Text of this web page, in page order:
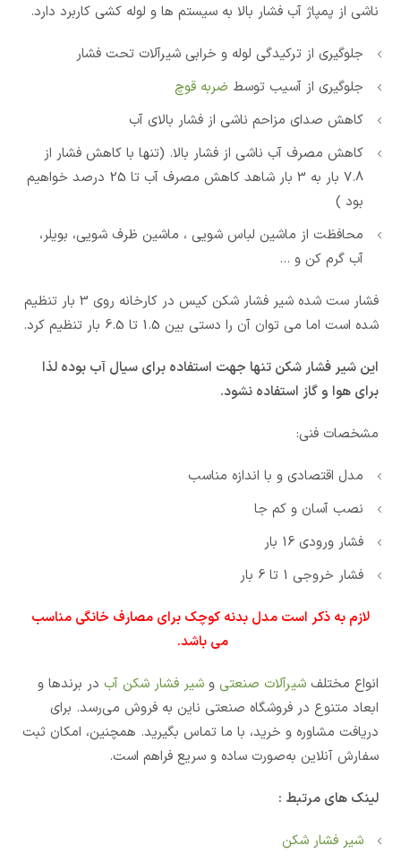
ناشی از پمپاژ آب فشار بالا به سیستم ها و لوله کشی کاربرد دارد.
جلوگیری از ترکیدگی لوله و خرابی شیرآلات تحت فشار
جلوگیری از آسیب توسط ضربه قوچ
کاهش صدای مزاحم ناشی از فشار بالای آب
کاهش مصرف آب ناشی از فشار بالا. (تنها با کاهش فشار از
7.8 بار به 3 بار شاهد کاهش مصرف آب تا 25 درصد خواهیم
بود )
محافظت از ماشین لباس شویی ، ماشین ظرف شویی، بویلر،
آب گرم کن و …
فشار ست شده شیر فشار شکن کیس در کارخانه روی 3 بار تنظیم
شده است اما می توان آن را دستی بین 1.5 تا 6.5 بار تنظیم کرد.
این شیر فشار شکن تنها جهت استفاده برای سیال آب بوده لذا
برای هوا و گاز استفاده نشود.
مشخصات فنی:
مدل اقتصادی و با اندازه مناسب
نصب آسان و کم جا
فشار ورودی 16 بار
فشار خروجی 1 تا 6 بار
لازم به ذکر است مدل بدنه کوچک برای مصارف خانگی مناسب
می باشد.
انواع مختلف شیرآلات صنعتی و شیر فشار شکن آب در برندها و
ابعاد متنوع در فروشگاه صنعتی ناین به فروش می‌رسد. برای
دریافت مشاوره و خرید، با ما تماس بگیرید. همچنین، امکان ثبت
سفارش آنلاین به‌صورت ساده و سریع فراهم است.
لینک های مرتبط :
شیر فشار شکن